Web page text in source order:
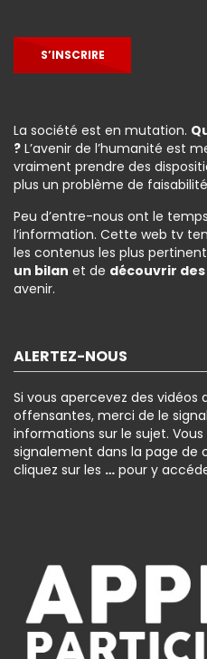
S’INSCRIRE
La société est en mutation.
? L’avenir de l’humanité est
vraiment prendre des
plus un problème de faisabilité
Peu d’entre-nous ont le
l’information. Cette web tv
les contenus les plus
un bilan et de découvrir
avenir.
ALERTEZ-NOUS
Si vous apercevez des vidéos
offensantes, merci de le
informations sur le sujet.
signalement dans la page de
cliquez sur les … pour y